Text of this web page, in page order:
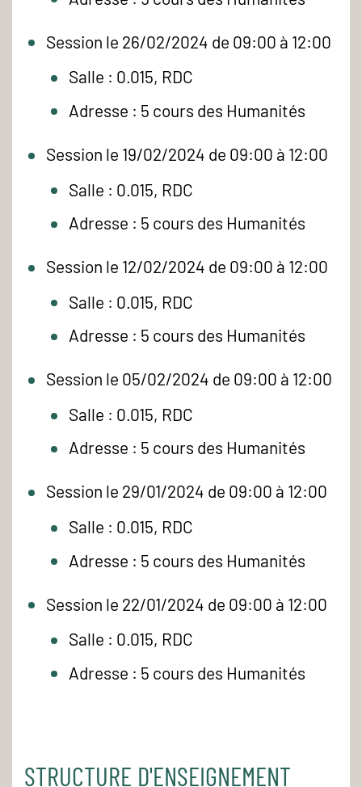
Session le 26/02/2024 de 09:00 à 12:00
Salle : 0.015, RDC
Adresse : 5 cours des Humanités
Session le 19/02/2024 de 09:00 à 12:00
Salle : 0.015, RDC
Adresse : 5 cours des Humanités
Session le 12/02/2024 de 09:00 à 12:00
Salle : 0.015, RDC
Adresse : 5 cours des Humanités
Session le 05/02/2024 de 09:00 à 12:00
Salle : 0.015, RDC
Adresse : 5 cours des Humanités
Session le 29/01/2024 de 09:00 à 12:00
Salle : 0.015, RDC
Adresse : 5 cours des Humanités
Session le 22/01/2024 de 09:00 à 12:00
Salle : 0.015, RDC
Adresse : 5 cours des Humanités
STRUCTURE D'ENSEIGNEMENT